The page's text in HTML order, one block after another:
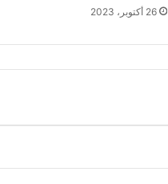
26 أكتوبر، 2023